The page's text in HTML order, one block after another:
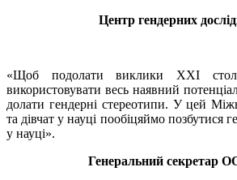
Центр гендерних
«Щоб подолати виклики ХХІ
використовувати весь наявний
долати гендерні стереотипи. У цей
та дівчат у науці пообіцяймо позбутися
у науці».
Генеральний секретар